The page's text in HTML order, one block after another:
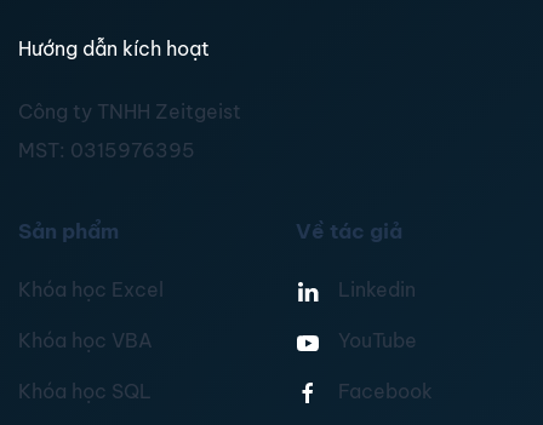
Hướng dẫn kích hoạt
Công ty TNHH Zeitgeist
MST: 0315976395
Sản phẩm
Khóa học Excel
Khóa học VBA
Khóa học SQL
Về tác giả
Linkedin
YouTube
Facebook